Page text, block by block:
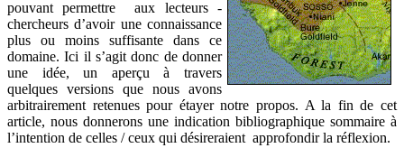
pouvant permettre aux lecteurs -
chercheurs d’avoir une connaissance
plus ou moins suffisante dans ce
domaine. Ici il s’agit donc de donner
une idée, un aperçu à travers
quelques versions que nous avons
arbitrairement retenues pour étayer notre propos. A la fin de cet
article, nous donnerons une indication bibliographique sommaire à
l’intention de celles / ceux qui désireraient approfondir la réflexion.